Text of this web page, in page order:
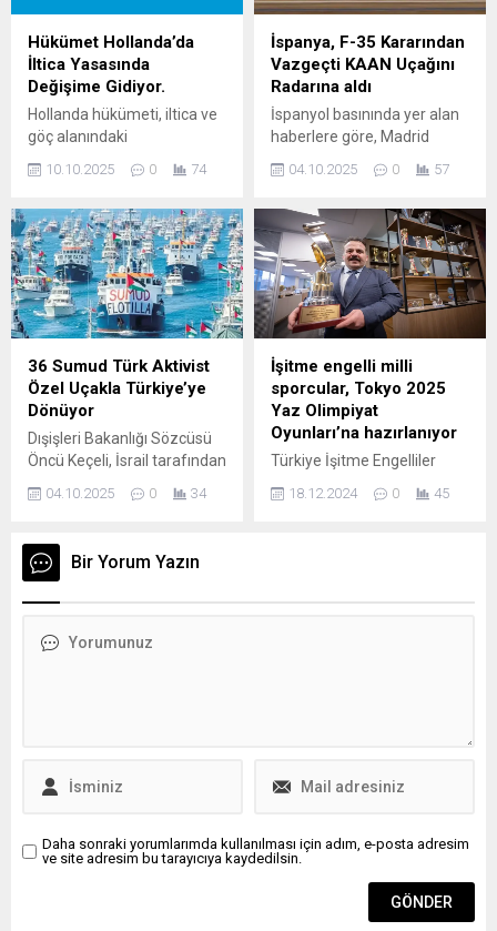
Macaristan sınır kapısında e-
vinyete alırken, aracın
ruhsatını beraberinizde
götürünüz. Kayıt işleminden
plaka numarasını mutlaka
kontrol...
Hükümet Hollanda’da
İltica Yasasında
Değişime Gidiyor.
Hollanda hükümeti, iltica ve
göç alanındaki
değişiklikler yapmak üzere
başvuruların sayısını
azaltmak, iltica sürecini
hızlandırmak, aile birleşimini
sınırlamak ve yasadışı göçü
daha sıkı denetim altına
almak. Yeni düzenlemeler,
muhalefet ve insan hakları
örgütleri tarafından
“anayasaya ve uluslararası
hukuk sözleşmelerine aykırı
olabilecek” kaygılarla
karşılanıyor. Geçici...
10.10.2025 0 74
İspanya, F-35 Kararından
Vazgeçti KAAN Uçağını
Radarına aldı
İspanyol basınında yer alan
haberlere göre, Madrid
savaş uçağı alımı planını
kararla birlikte İspanya’nın
savunma tedarikindeki rota
değişebileceği, Türkiye’nin
geliştirdiği Milli Muharip
Uçak (KAAN) projesinin
alternatiflerden biri olarak
değerlendirilmekte olduğu
iddia ediliyor. El Economista
ve diğer İspanyol haber
kaynaklarında, KAAN’ın
2030’dan itibaren...
04.10.2025 0 57
36 Sumud Türk Aktivist
Özel Uçakla Türkiye’ye
Dönüyor
Dışişleri Bakanlığı Sözcüsü
Öncü Keçeli, İsrail tarafından
uluslararası sularda ele
geçirilen Küresel Sumud
36 Türk vatandaşının bugün
öğleden sonra özel bir
açıkladı. Dışişleri Bakanlığı
sürdüğünü belirtti. Sumud
04.10.2025 0 34
İşitme engelli milli
sporcular, Tokyo 2025
Yaz Olimpiyat
Oyunları’na hazırlanıyor
Türkiye İşitme Engelliler
Spor Federasyonu Başkanı
Dursun Gözel: –
Japonya’da düzenlenecek
18.12.2024 0 45
Bir Yorum Yazın
Daha sonraki yorumlarımda kullanılması için adım, e-posta adresim
ve site adresim bu tarayıcıya kaydedilsin.